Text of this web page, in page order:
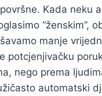
Kada neku
“ženskim”,
manje
potcjenjivačku
nego prema
automatski